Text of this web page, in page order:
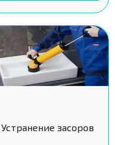
Устранение засоров